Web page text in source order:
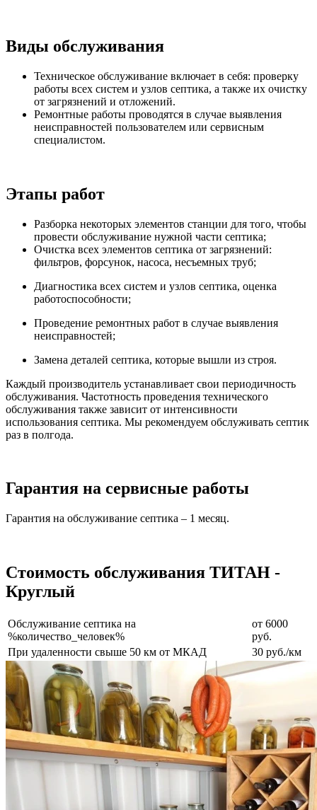
Виды обслуживания
Техническое обслуживание включает в себя: проверку
работы всех систем и узлов септика, а также их очистку
от загрязнений и отложений.
Ремонтные работы проводятся в случае выявления
неисправностей пользователем или сервисным
специалистом.
Этапы работ
Разборка некоторых элементов станции для того, чтобы
провести обслуживание нужной части септика;
Очистка всех элементов септика от загрязнений:
фильтров, форсунок, насоса, несъемных труб;
Диагностика всех систем и узлов септика, оценка
работоспособности;
Проведение ремонтных работ в случае выявления
неисправностей;
Замена деталей септика, которые вышли из строя.
Каждый производитель устанавливает свои периодичность
обслуживания. Частотность проведения технического
обслуживания также зависит от интенсивности
использования септика. Мы рекомендуем обслуживать септик
раз в полгода.
Гарантия на сервисные работы
Гарантия на обслуживание септика – 1 месяц.
Стоимость обслуживания ТИТАН -
Круглый
Обслуживание септика на
%количество_человек%
от 6000
руб.
При удаленности свыше 50 км от МКАД
30 руб./км